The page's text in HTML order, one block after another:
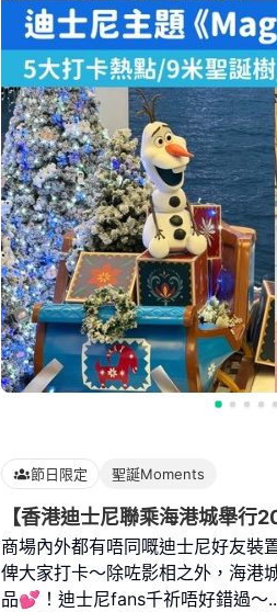
節日限定 聖誕Moments
【香港迪士尼聯乘海港城舉行
商場內外都有唔同嘅迪士尼好友裝
俾大家打卡～除咗影相之外，海港
品💕！迪士尼fans千祈唔好錯過～